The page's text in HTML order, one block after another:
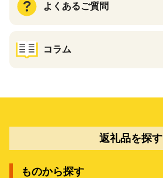
よくあるご質問
コラム
返礼品を探す
ものから探す